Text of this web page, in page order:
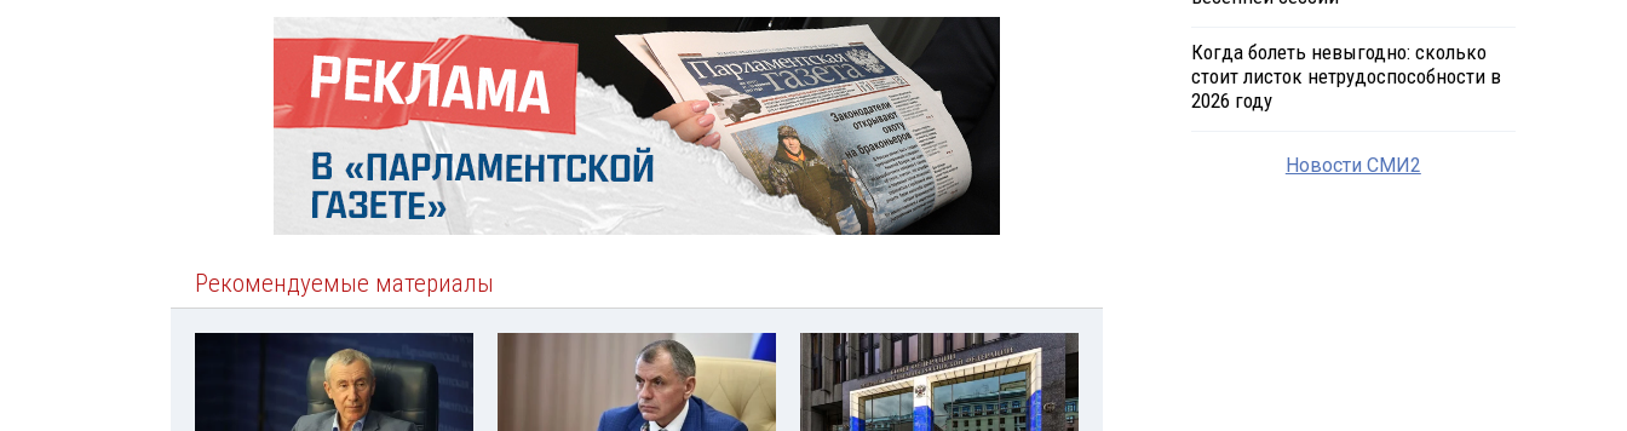
Рекомендуемые материалы
Когда болеть невыгодно: сколько
стоит листок нетрудоспособности в
2026 году
Новости СМИ2